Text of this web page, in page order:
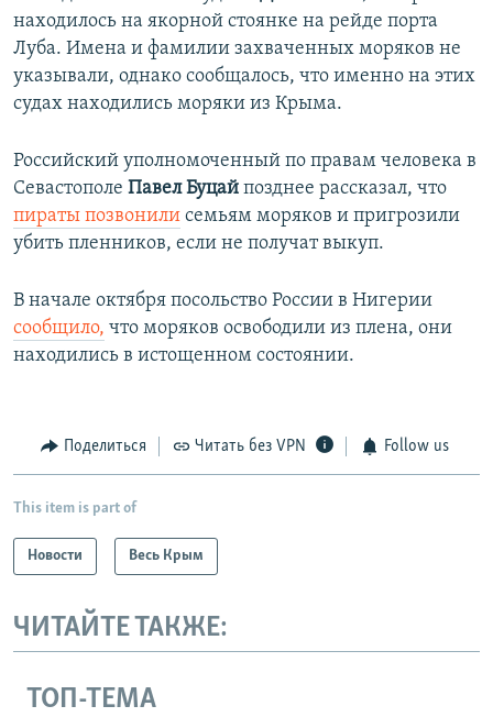
находилось на якорной стоянке на рейде порта
Луба. Имена и фамилии захваченных моряков не
указывали, однако сообщалось, что именно на этих
судах находились моряки из Крыма.
Российский уполномоченный по правам человека в
Севастополе Павел Буцай позднее рассказал, что
пираты позвонили семьям моряков и пригрозили
убить пленников, если не получат выкуп.
В начале октября посольство России в Нигерии
сообщило, что моряков освободили из плена, они
находились в истощенном состоянии.
Поделиться Читать без VPN Follow us
This item is part of
Новости Весь Крым
ЧИТАЙТЕ ТАКЖЕ:
ТОП-ТЕМА